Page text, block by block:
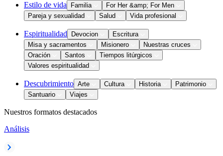
Estilo de vida Familia
For Her &amp; For Men
Pareja y sexualidad
Salud Vida profesional
Espiritualidad Devocion
Escritura
Misa y sacramentos
Misionero
Nuestras cruces
Oración
Santos
Tiempos litúrgicos
Valores espiritualidad
Descubrimiento Arte Cultura Historia
Patrimonio
Santuario
Viajes
Nuestros formatos destacados
Análisis